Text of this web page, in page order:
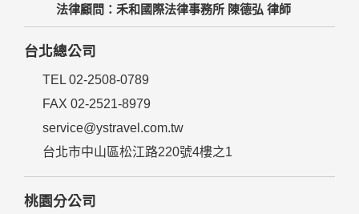
法律顧問：禾和國際法律事務所 陳德弘 律師
台北總公司
TEL 02-2508-0789
FAX 02-2521-8979
service@ystravel.com.tw
台北市中山區松江路220號4樓之1
桃園分公司